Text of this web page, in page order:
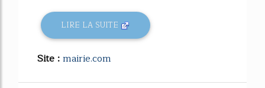
LIRE LA SUITE
Site :mairie.com